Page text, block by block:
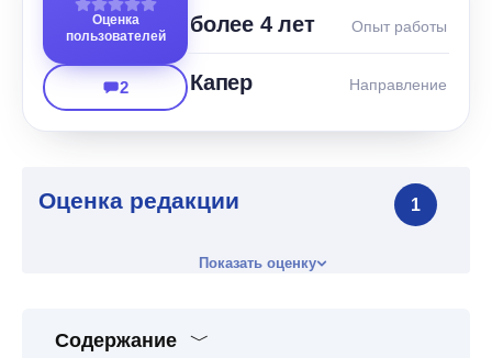
Оценка
пользователей
2
более 4 лет Опыт работы
Капер Направление
Оценка редакции 1
Показать оценку
Содержание